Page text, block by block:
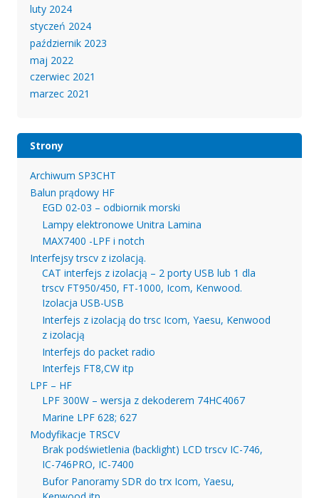
luty 2024
styczeń 2024
październik 2023
maj 2022
czerwiec 2021
marzec 2021
Strony
Archiwum SP3CHT
Balun prądowy HF
EGD 02-03 – odbiornik morski
Lampy elektronowe Unitra Lamina
MAX7400 -LPF i notch
Interfejsy trscv z izolacją.
CAT interfejs z izolacją – 2 porty USB lub 1 dla
trscv FT950/450, FT-1000, Icom, Kenwood.
Izolacja USB-USB
Interfejs z izolacją do trsc Icom, Yaesu, Kenwood
z izolacją
Interfejs do packet radio
Interfejs FT8,CW itp
LPF – HF
LPF 300W – wersja z dekoderem 74HC4067
Marine LPF 628; 627
Modyfikacje TRSCV
Brak podświetlenia (backlight) LCD trscv IC-746,
IC-746PRO, IC-7400
Bufor Panoramy SDR do trx Icom, Yaesu,